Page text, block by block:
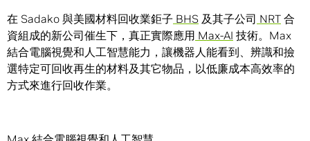
在 Sadako 與美國材料回收業鉅子 BHS 及其子公司 NRT 合
資組成的新公司催生下，真正實際應用 Max-AI 技術。Max
結合電腦視覺和人工智慧能力，讓機器人能看到、辨識和撿
選特定可回收再生的材料及其它物品，以低廉成本高效率的
方式來進行回收作業。